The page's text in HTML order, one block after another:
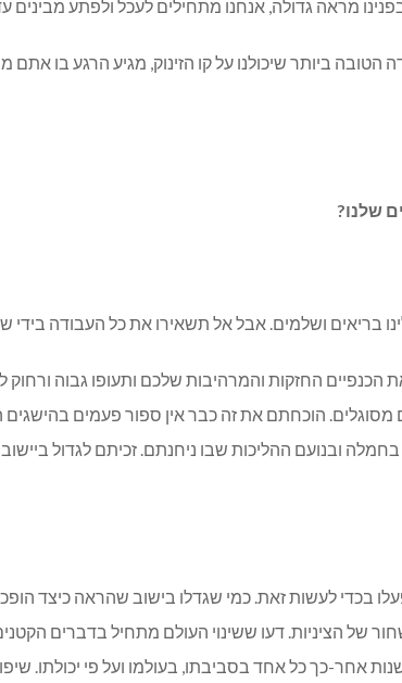
מראה גדולה, אנחנו מתחילים לעכל ולפתע
הטובה ביותר שיכולנו על קו הזינוק, מגיע הרגע בו
שלנו?
בריאים ושלמים. אבל אל תשאירו את כל העבודה
החזקות והמרהיבות שלכם ותעופו גבוה ורחוק
הוכחתם את זה כבר אין ספור פעמים בהישגים
ובנועם ההליכות שבו ניחנתם. זכיתם לגדול ביישוב
בכדי לעשות זאת. כמי שגדלו בישוב שהראה כיצד
של הציניות. דעו ששינוי העולם מתחיל בדברים
כך כל אחד בסביבתו, בעולמו ועל פי יכולתו.